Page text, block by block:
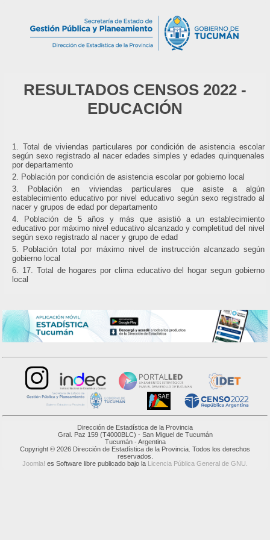
RESULTADOS CENSOS 2022 -
EDUCACIÓN
Total de viviendas particulares por condición de asistencia escolar
según sexo registrado al nacer edades simples y edades quinquenales
por departamento
Población por condición de asistencia escolar por gobierno local
Población en viviendas particulares que asiste a algún
establecimiento educativo por nivel educativo según sexo registrado al
nacer y grupos de edad por departamento
Población de 5 años y más que asistió a un establecimiento
educativo por máximo nivel educativo alcanzado y completitud del nivel
según sexo registrado al nacer y grupo de edad
Población total por máximo nivel de instrucción alcanzado según
gobierno local
17. Total de hogares por clima educativo del hogar segun gobierno
local
Dirección de Estadística de la Provincia
Gral. Paz 159 (T4000BLC) - San Miguel de Tucumán
Tucumán - Argentina
Copyright © 2026 Dirección de Estadística de la Provincia. Todos los derechos
reservados.
Joomla! es Software libre publicado bajo la Licencia Pública General de GNU.